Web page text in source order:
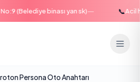
(Belediye binası yan sk)— Acil
Persona Oto Anahtarı